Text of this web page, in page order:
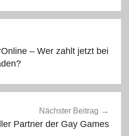
– Wer zahlt jetzt bei
Nächster Beitrag
Partner der Gay Games